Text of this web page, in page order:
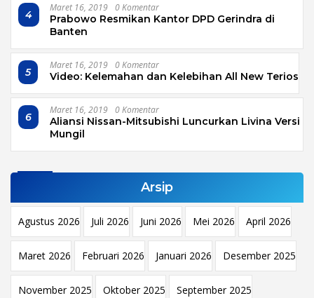
4
Maret 16, 2019 0 Komentar
Prabowo Resmikan Kantor DPD Gerindra di
Banten
5
Maret 16, 2019 0 Komentar
Video: Kelemahan dan Kelebihan All New Terios
6
Maret 16, 2019 0 Komentar
Aliansi Nissan-Mitsubishi Luncurkan Livina Versi
Mungil
Arsip
Agustus 2026 Juli 2026 Juni 2026 Mei 2026 April 2026
Maret 2026 Februari 2026 Januari 2026 Desember 2025
November 2025 Oktober 2025 September 2025